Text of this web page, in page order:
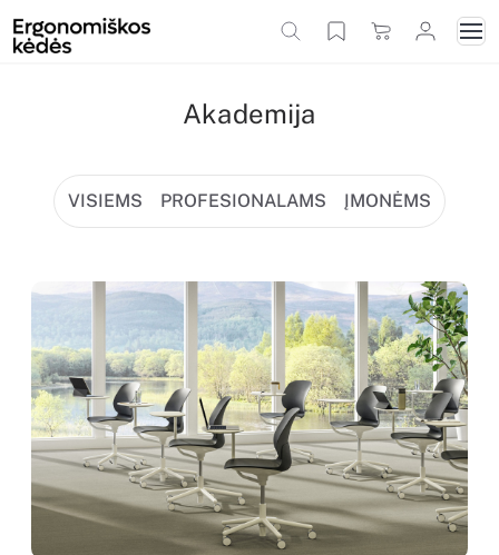
Akademija
VISIEMS PROFESIONALAMS ĮMONĖMS